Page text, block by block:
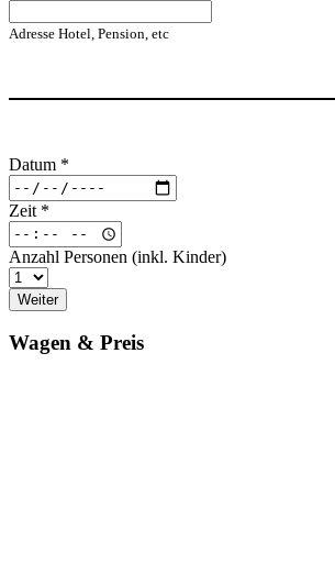
Adresse Hotel, Pension, etc
Datum *
Zeit *
Anzahl Personen (inkl. Kinder)
Weiter
Wagen & Preis